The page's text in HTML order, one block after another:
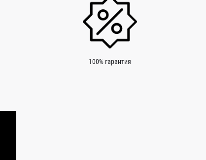
100% гарантия